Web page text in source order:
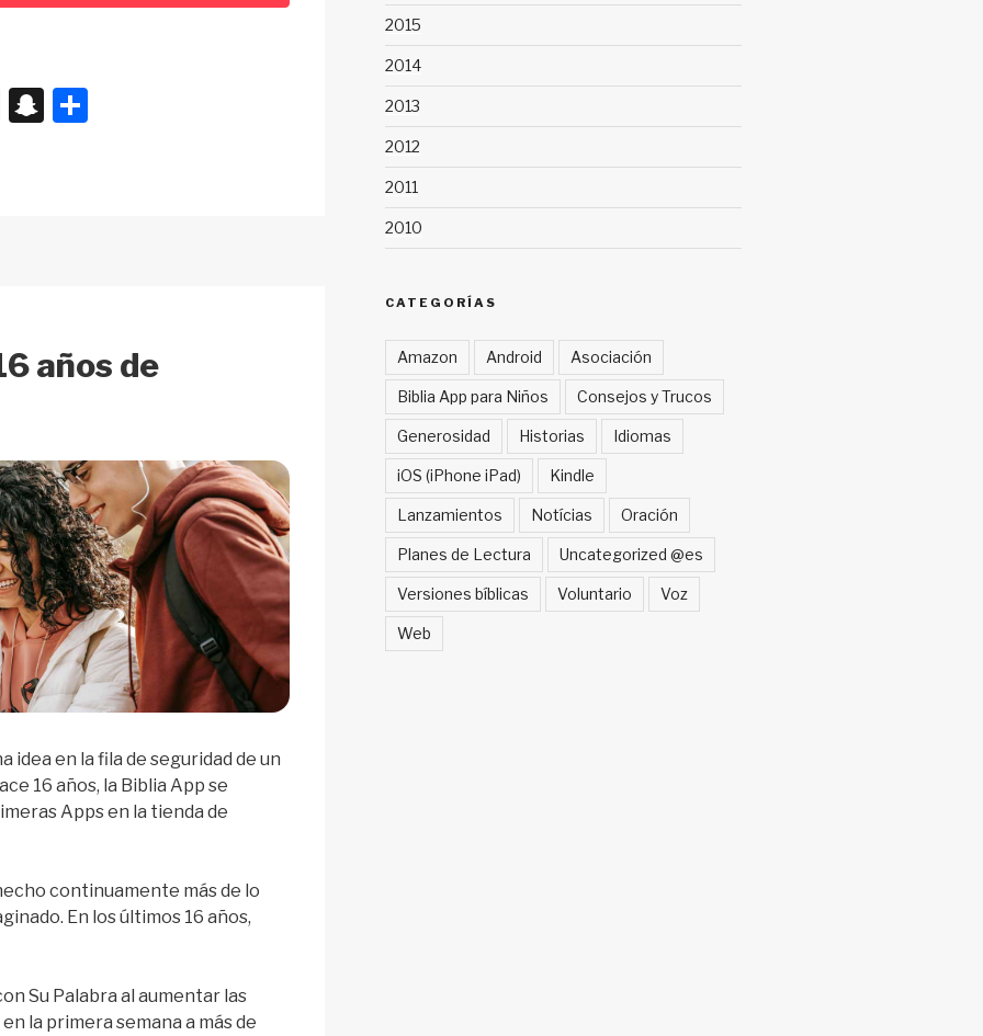
X
S
años de
idea en la fila de seguridad de un
16 años, la Biblia App se
Apps en la tienda de
continuamente más de lo
En los últimos 16 años,
Su Palabra al aumentar las
la primera semana a más de
2015
2014
2013
2012
2011
2010
CATEGORÍAS
Amazon Android Asociación
Biblia App para Niños Consejos y Trucos
Generosidad Historias Idiomas
iOS (iPhone iPad) Kindle
Lanzamientos Notícias Oración
Planes de Lectura Uncategorized @es
Versiones bíblicas Voluntario Voz
Web